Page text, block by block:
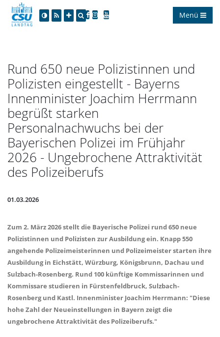
Menü
Rund 650 neue Polizistinnen und
Polizisten eingestellt - Bayerns
Innenminister Joachim Herrmann
begrüßt starken
Personalnachwuchs bei der
Bayerischen Polizei im Frühjahr
2026 - Ungebrochene Attraktivität
des Polizeiberufs
01.03.2026
Zum 2. März 2026 stellt die Bayerische Polizei rund 650 neue
Polizistinnen und Polizisten zur Ausbildung ein. Knapp 550
angehende Polizeimeisterinnen und Polizeimeister starten ihre
Ausbildung in Eichstätt, Würzburg, Königsbrunn, Dachau und
Sulzbach-Rosenberg. Rund 100 künftige Kommissarinnen und
Kommissare studieren in Fürstenfeldbruck, Sulzbach-
Rosenberg und Kastl. Innenminister Joachim Herrmann: "Diese
hohe Zahl der Neueinstellungen in Bayern zeigt die
ungebrochene Attraktivität des Polizeiberufs."